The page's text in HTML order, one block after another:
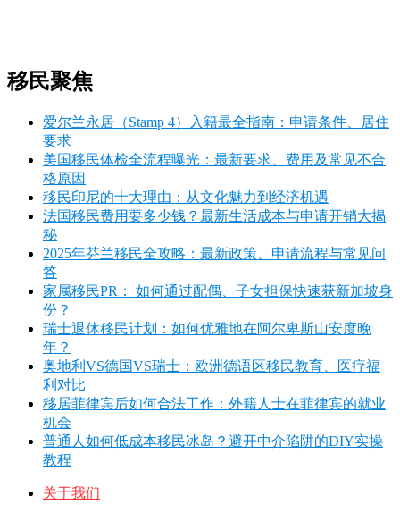
移民聚焦
爱尔兰永居（Stamp 4）入籍最全指南：申请条件、居住
要求
美国移民体检全流程曝光：最新要求、费用及常见不合
格原因
移民印尼的十大理由：从文化魅力到经济机遇
法国移民费用要多少钱？最新生活成本与申请开销大揭
秘
2025年芬兰移民全攻略：最新政策、申请流程与常见问
答
家属移民PR： 如何通过配偶、子女担保快速获新加坡身
份？
瑞士退休移民计划：如何优雅地在阿尔卑斯山安度晚
年？
奥地利VS德国VS瑞士：欧洲德语区移民教育、医疗福
利对比
移居菲律宾后如何合法工作：外籍人士在菲律宾的就业
机会
普通人如何低成本移民冰岛？避开中介陷阱的DIY实操
教程
关于我们